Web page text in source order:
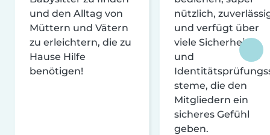
und den Alltag von
Müttern und Vätern
zu erleichtern, die zu
Hause Hilfe
benötigen!
nützlich,
und verfügt über
viele Sicherheits-
und
steme, die den
Mitgliedern ein
sicheres Gefühl
geben.